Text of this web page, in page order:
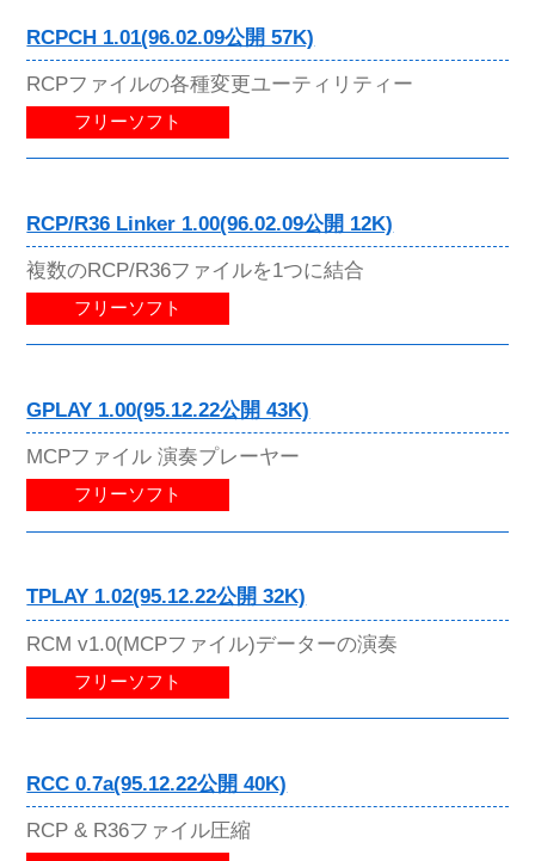
RCPCH 1.01(96.02.09公開 57K)
RCPファイルの各種変更ユーティリティー
フリーソフト
RCP/R36 Linker 1.00(96.02.09公開 12K)
複数のRCP/R36ファイルを1つに結合
フリーソフト
GPLAY 1.00(95.12.22公開 43K)
MCPファイル 演奏プレーヤー
フリーソフト
TPLAY 1.02(95.12.22公開 32K)
RCM v1.0(MCPファイル)データーの演奏
フリーソフト
RCC 0.7a(95.12.22公開 40K)
RCP & R36ファイル圧縮